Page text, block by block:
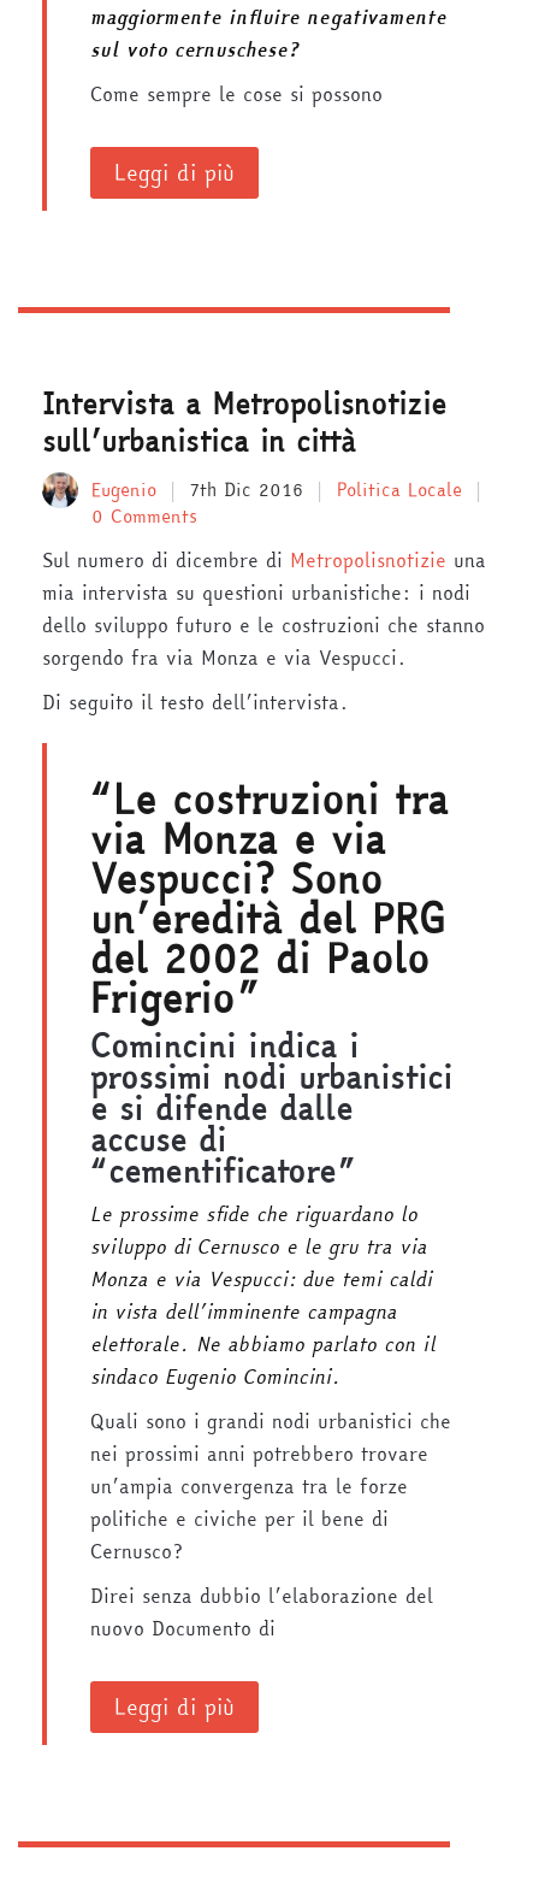
maggiormente influire negativamente
sul voto cernuschese?
Come sempre le cose si possono
Leggi di più
Intervista a Metropolisnotizie
sull’urbanistica in città
Eugenio 7th Dic 2016
Politica Locale
0 Comments
Sul numero di dicembre di Metropolisnotizie una
mia intervista su questioni urbanistiche: i nodi
dello sviluppo futuro e le costruzioni che stanno
sorgendo fra via Monza e via Vespucci.
Di seguito il testo dell’intervista.
“Le costruzioni tra
via Monza e via
Vespucci? Sono
un’eredità del PRG
del 2002 di Paolo
Frigerio”
Comincini indica i
prossimi nodi urbanistici
e si difende dalle
accuse di
“cementificatore”
Le prossime sfide che riguardano lo
sviluppo di Cernusco e le gru tra via
Monza e via Vespucci: due temi caldi
in vista dell’imminente campagna
elettorale. Ne abbiamo parlato con il
sindaco Eugenio Comincini.
Quali sono i grandi nodi urbanistici che
nei prossimi anni potrebbero trovare
un’ampia convergenza tra le forze
politiche e civiche per il bene di
Cernusco?
Direi senza dubbio l’elaborazione del
nuovo Documento di
Leggi di più